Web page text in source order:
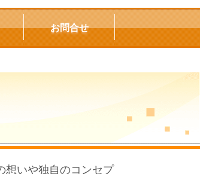
お問合せ
想いや独自のコンセプ